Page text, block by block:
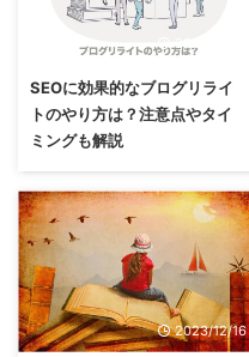
2023/12/16
SEOに効果的なブログリライ
トのやり方は？注意点やタイ
ミングも解説
2023/12/16